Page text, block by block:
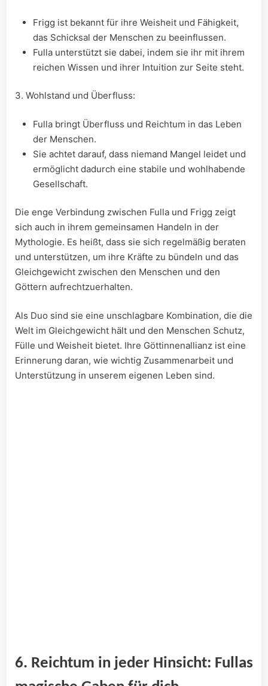
Frigg ist bekannt für ihre ‌Weisheit und Fähigkeit,
das Schicksal der Menschen zu beeinflussen.
Fulla ⁤unterstützt sie dabei, indem sie ihr mit ihrem
reichen Wissen und⁤ ihrer Intuition zur Seite steht.
3. Wohlstand und Überfluss:
Fulla bringt Überfluss und Reichtum in das Leben
der Menschen.
Sie achtet darauf, dass niemand Mangel leidet und
ermöglicht dadurch eine stabile und wohlhabende
Gesellschaft.
Die enge Verbindung zwischen‍ Fulla und Frigg ​zeigt
sich auch in ihrem gemeinsamen Handeln in der
Mythologie. Es heißt, dass⁣ sie sich regelmäßig beraten
und unterstützen, um ihre ‍Kräfte zu bündeln und ⁤das
Gleichgewicht zwischen den Menschen und den
Göttern aufrechtzuerhalten.
Als Duo sind sie eine unschlagbare Kombination, die die
Welt im Gleichgewicht hält und den Menschen Schutz,
Fülle und Weisheit bietet. Ihre Göttinnenallianz ist⁣ eine
Erinnerung daran, wie wichtig Zusammenarbeit und
Unterstützung ‌in unserem eigenen ​Leben sind.
6. Reichtum in jeder Hinsicht: Fullas